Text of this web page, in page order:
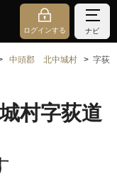
ログインする ナビ
中頭郡 北中城村
字荻
村字荻道